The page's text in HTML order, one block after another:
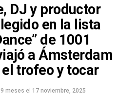
DJ y productor
en la lista
de 1001
a Ámsterdam
trofeo y tocar
meses el 17 noviembre, 2025